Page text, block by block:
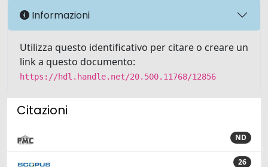
Informazioni
Utilizza questo identificativo per citare o creare un
link a questo documento:
https://hdl.handle.net/20.500.11768/12856
Citazioni
ND
26